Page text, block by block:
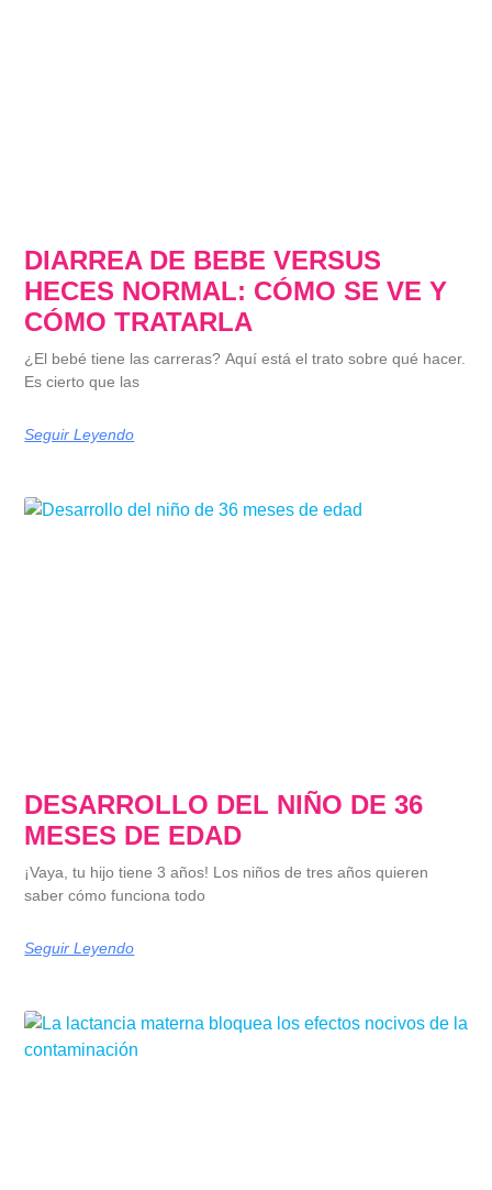
DIARREA DE BEBE VERSUS
HECES NORMAL: CÓMO SE VE Y
CÓMO TRATARLA
¿El bebé tiene las carreras? Aquí está el trato sobre qué hacer.
Es cierto que las
Seguir Leyendo
DESARROLLO DEL NIÑO DE 36
MESES DE EDAD
¡Vaya, tu hijo tiene 3 años! Los niños de tres años quieren
saber cómo funciona todo
Seguir Leyendo